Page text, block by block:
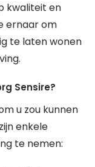
kwaliteit en
ernaar om
te laten wonen
Sensire?
u zou kunnen
enkele
te nemen: